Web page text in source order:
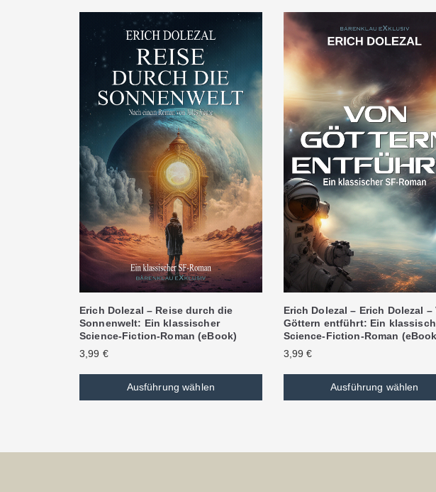
Erich Dolezal – Reise durch die
Sonnenwelt: Ein klassischer
Science-Fiction-Roman (eBook)
3,99 €
Ausführung wählen
Erich Dolezal – Erich Dolezal –
Göttern entführt: Ein
Science-Fiction-Roman
3,99€
Ausführung wählen